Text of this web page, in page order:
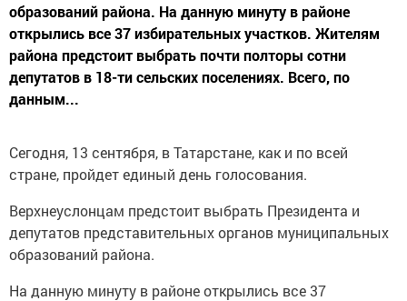
образований района. На данную минуту в районе
открылись все 37 избирательных участков. Жителям
района предстоит выбрать почти полторы сотни
депутатов в 18-ти сельских поселениях. Всего, по
данным...
Сегодня, 13 сентября, в Татарстане, как и по всей
стране, пройдет единый день голосования.
Верхнеуслонцам предстоит выбрать Президента и
депутатов представительных органов муниципальных
образований района.
На данную минуту в районе открылись все 37